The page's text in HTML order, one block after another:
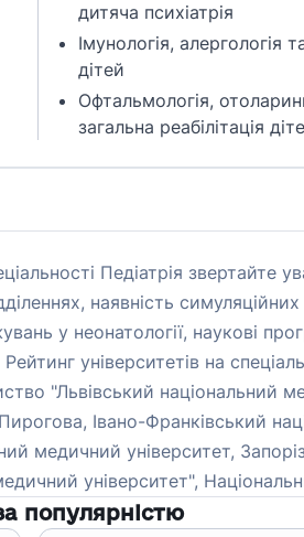
дитяча психіатрія
Імунологія, алергологія
дітей
Офтальмологія,
загальна реабілітація
Педіатрія звертайте
наявність
у неонатології, наукові
університетів на
"Львівський національний
Івано-Франківський
медичний університет,
університет",
популярністю